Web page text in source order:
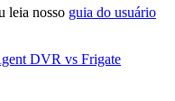
leia nosso guia do usuário
DVR vs Frigate